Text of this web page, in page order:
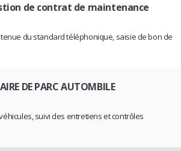
de contrat de maintenance
tenue du standard téléphonique, saisie de bon de
DE PARC AUTOMBILE
véhicules, suivi des entretiens et contrôles